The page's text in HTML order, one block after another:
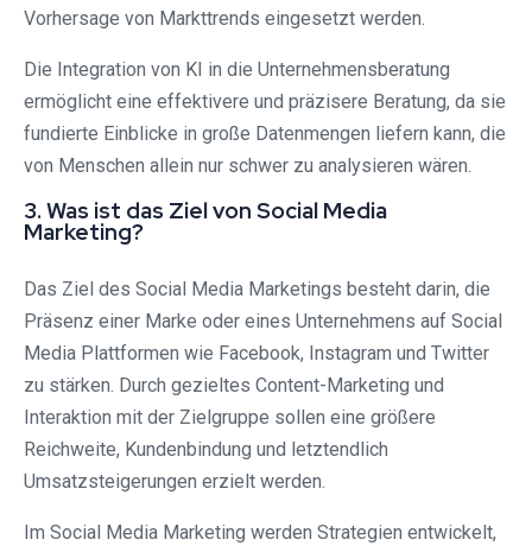
Vorhersage von Markttrends eingesetzt werden.
Die Integration von KI in die Unternehmensberatung
ermöglicht eine effektivere und präzisere Beratung, da sie
fundierte Einblicke in große Datenmengen liefern kann, die
von Menschen allein nur schwer zu analysieren wären.
3. Was ist das Ziel von Social Media
Marketing?
Das Ziel des Social Media Marketings besteht darin, die
Präsenz einer Marke oder eines Unternehmens auf Social
Media Plattformen wie Facebook, Instagram und Twitter
zu stärken. Durch gezieltes Content-Marketing und
Interaktion mit der Zielgruppe sollen eine größere
Reichweite, Kundenbindung und letztendlich
Umsatzsteigerungen erzielt werden.
Im Social Media Marketing werden Strategien entwickelt,